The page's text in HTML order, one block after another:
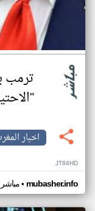
ترمب
اخبار
JT84HD
مباشر• mubasher.info